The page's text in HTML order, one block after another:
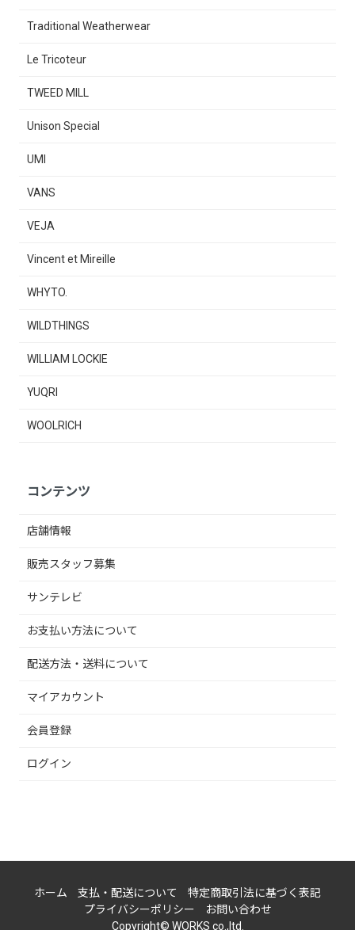
Traditional Weatherwear
Le Tricoteur
TWEED MILL
Unison Special
UMI
VANS
VEJA
Vincent et Mireille
WHYTO.
WILDTHINGS
WILLIAM LOCKIE
YUQRI
WOOLRICH
コンテンツ
店舗情報
販売スタッフ募集
サンテレビ
お支払い方法について
配送方法・送料について
マイアカウント
会員登録
ログイン
ホーム 支払・配送について
特定商取引法に基づく表記
プライバシーポリシー
お問い合わせ
Copyright© WORKS co.,ltd.